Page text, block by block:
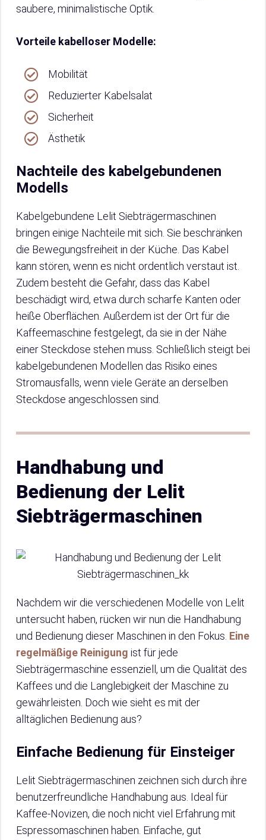
saubere, minimalistische Optik.
Vorteile kabelloser Modelle:
Mobilität
Reduzierter Kabelsalat
Sicherheit
Ästhetik
Nachteile des kabelgebundenen
Modells
Kabelgebundene Lelit Siebträgermaschinen
bringen einige Nachteile mit sich. Sie beschränken
die Bewegungsfreiheit in der Küche. Das Kabel
kann stören, wenn es nicht ordentlich verstaut ist.
Zudem besteht die Gefahr, dass das Kabel
beschädigt wird, etwa durch scharfe Kanten oder
heiße Oberflächen. Außerdem ist der Ort für die
Kaffeemaschine festgelegt, da sie in der Nähe
einer Steckdose stehen muss. Schließlich steigt bei
kabelgebundenen Modellen das Risiko eines
Stromausfalls, wenn viele Geräte an derselben
Steckdose angeschlossen sind.
Handhabung und
Bedienung der Lelit
Siebträgermaschinen
Nachdem wir die verschiedenen Modelle von Lelit
untersucht haben, rücken wir nun die Handhabung
und Bedienung dieser Maschinen in den Fokus. Eine
regelmäßige Reinigung ist für jede
Siebträgermaschine essenziell, um die Qualität des
Kaffees und die Langlebigkeit der Maschine zu
gewährleisten. Doch wie sieht es mit der
alltäglichen Bedienung aus?
Einfache Bedienung für Einsteiger
Lelit Siebträgermaschinen zeichnen sich durch ihre
benutzerfreundliche Handhabung aus. Ideal für
Kaffee-Novizen, die noch nicht viel Erfahrung mit
Espressomaschinen haben. Einfache, gut